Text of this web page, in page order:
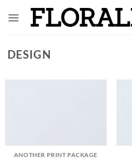
DESIGN
ANOTHER PRINT PACKAGE